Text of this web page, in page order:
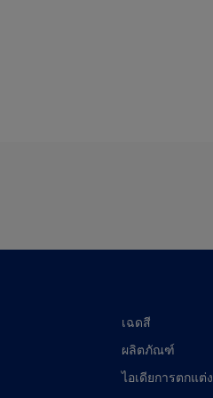
เฉดสี
ผลิตภัณฑ์
ไอเดียการตกแต่ง